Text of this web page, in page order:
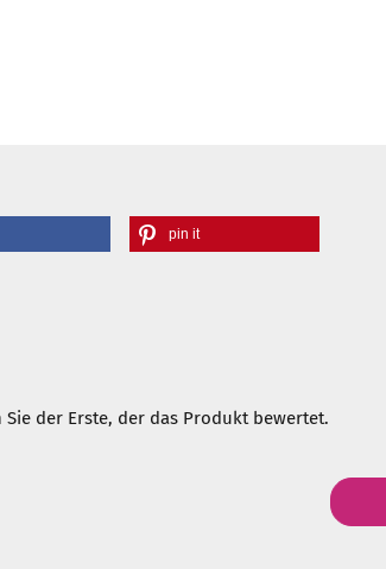
pin it
der Erste, der das Produkt bewertet.